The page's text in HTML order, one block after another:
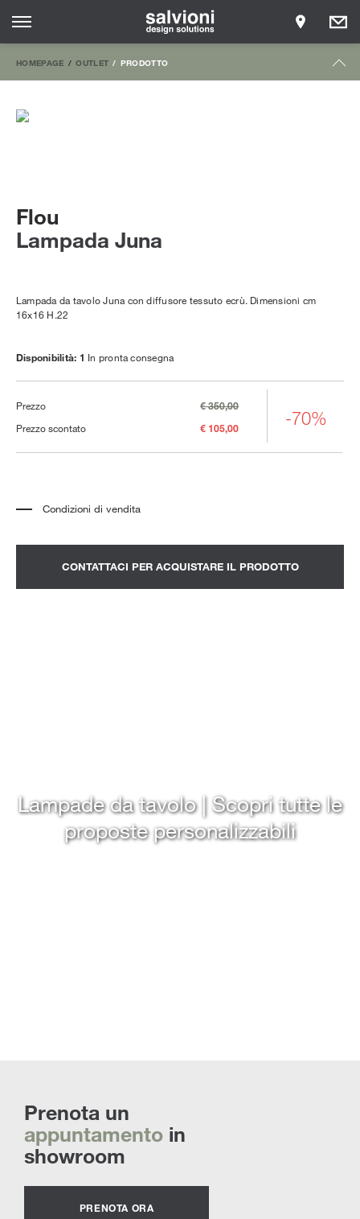
HOMEPAGE OUTLET PRODOTTO
Lampada Juna
Flou
Lampada da tavolo Juna con diffusore tessuto ecrù. Dimensioni cm
16x16 H.22
Disponibilità: 1 In pronta consegna
Prezzo
€ 350,00
Prezzo scontato
€ 105,00 -70%
Condizioni di vendita
essere quotato separatamente.
Trasporto e assemblaggio esclusi.
nello showroom.
CONTATTACI PER ACQUISTARE IL PRODOTTO
Lampade da tavolo | Scopri tutte le
proposte personalizzabili
Prenota un
appuntamento in
showroom
PRENOTA ORA